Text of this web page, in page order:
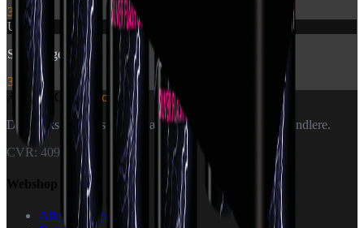
399 kr.
Udsolgt
Silver Tiger Tails
399 kr.
🎆
World Of
Fireworks
Danmarks specialister i fyrværkeri — til private og forhandlere.
CVR: 40926151
Webshop
Alle produkter